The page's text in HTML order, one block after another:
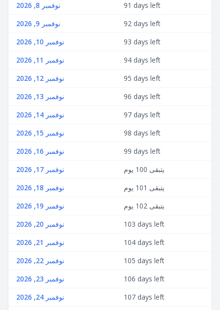
نوفمبر 8, 2026
91 days left
نوفمبر 9, 2026
92 days left
نوفمبر 10, 2026
93 days left
نوفمبر 11, 2026
94 days left
نوفمبر 12, 2026
95 days left
نوفمبر 13, 2026
96 days left
نوفمبر 14, 2026
97 days left
نوفمبر 15, 2026
98 days left
نوفمبر 16, 2026
99 days left
نوفمبر 17, 2026
يتبقى 100 يوم
نوفمبر 18, 2026
يتبقى 101 يوم
نوفمبر 19, 2026
يتبقى 102 يوم
نوفمبر 20, 2026
103 days left
نوفمبر 21, 2026
104 days left
نوفمبر 22, 2026
105 days left
نوفمبر 23, 2026
106 days left
نوفمبر 24, 2026
107 days left